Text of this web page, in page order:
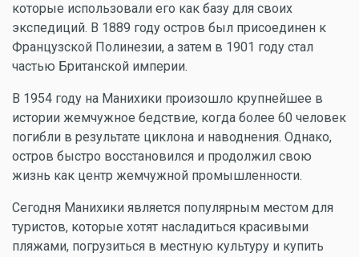
которые использовали его как базу для своих
экспедиций. В 1889 году остров был присоединен к
Французской Полинезии, а затем в 1901 году стал
частью Британской империи.
В 1954 году на Манихики произошло крупнейшее в
истории жемчужное бедствие, когда более 60 человек
погибли в результате циклона и наводнения. Однако,
остров быстро восстановился и продолжил свою
жизнь как центр жемчужной промышленности.
Сегодня Манихики является популярным местом для
туристов, которые хотят насладиться красивыми
пляжами, погрузиться в местную культуру и купить